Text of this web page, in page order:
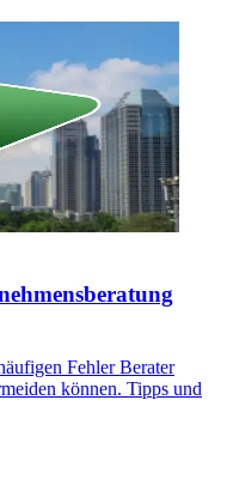
Fehler Berater
können. Tipps und